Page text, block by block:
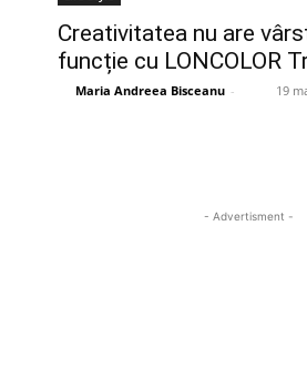
Creativitatea nu are
funcție cu LONCOLOR
Maria Andreea Bisceanu - 19
- Advertisment -